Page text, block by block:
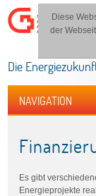
Diese
der
Die
NAVIGATION
Es gibt
Energieprojekte